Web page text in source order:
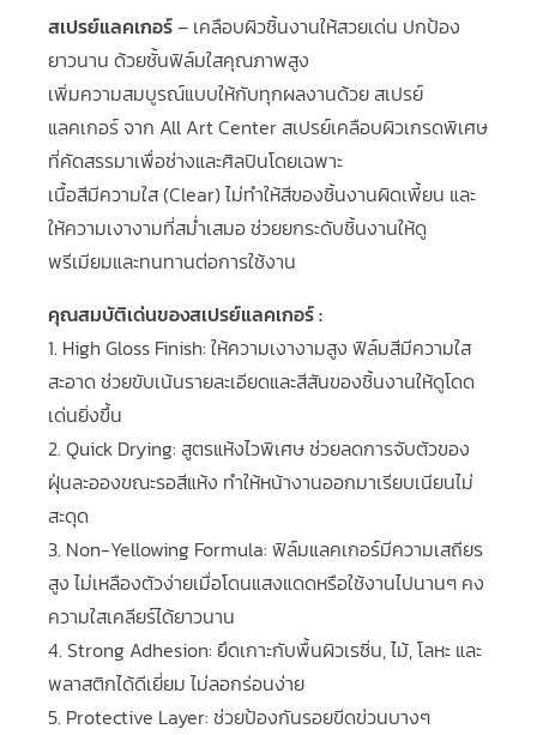
สเปรย์แลคเกอร์– เคลือบผิวชิ้นงานให้สวยเด่น ปกป้อง
ยาวนาน ด้วยชั้นฟิล์มใสคุณภาพสูง
เพิ่มความสมบูรณ์แบบให้กับทุกผลงานด้วย สเปรย์
แลคเกอร์ จาก All Art Center สเปรย์เคลือบผิวเกรดพิเศษ
ที่คัดสรรมาเพื่อช่างและศิลปินโดยเฉพาะ
เนื้อสีมีความใส (Clear) ไม่ทำให้สีของชิ้นงานผิดเพี้ยน และ
ให้ความเงางามที่สม่ำเสมอ ช่วยยกระดับชิ้นงานให้ดู
พรีเมียมและทนทานต่อการใช้งาน
คุณสมบัติเด่นของสเปรย์แลคเกอร์ :
1. High Gloss Finish: ให้ความเงางามสูง ฟิล์มสีมีความใส
สะอาด ช่วยขับเน้นรายละเอียดและสีสันของชิ้นงานให้ดูโดด
เด่นยิ่งขึ้น
2. Quick Drying: สูตรแห้งไวพิเศษ ช่วยลดการจับตัวของ
ฝุ่นละอองขณะรอสีแห้ง ทำให้หน้างานออกมาเรียบเนียนไม่
สะดุด
3. Non-Yellowing Formula: ฟิล์มแลคเกอร์มีความเสถียร
สูง ไม่เหลืองตัวง่ายเมื่อโดนแสงแดดหรือใช้งานไปนานๆ คง
ความใสเคลียร์ได้ยาวนาน
4. Strong Adhesion: ยึดเกาะกับพื้นผิวเรซิ่น, ไม้, โลหะ และ
พลาสติกได้ดีเยี่ยม ไม่ลอกร่อนง่าย
5. Protective Layer: ช่วยป้องกันรอยขีดข่วนบางๆ